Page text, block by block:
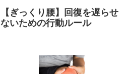
【ぎっくり腰】回復を遅らせ
ないための行動ルール